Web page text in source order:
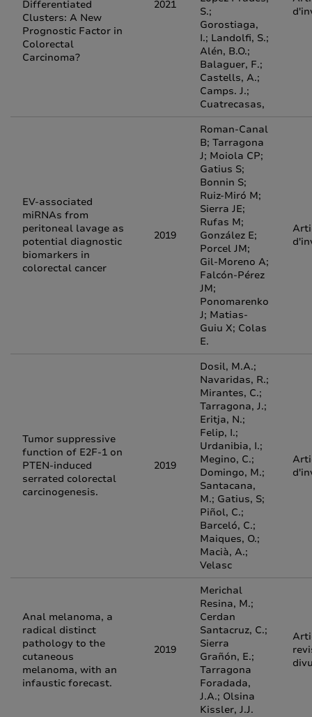
Differentiated
Clusters: A New
Prognostic Factor in
Colorectal
Carcinoma?
2021
S.;
Gorostiaga,
I.; Landolfi, S.;
Alén, B.O.;
Balaguer, F.;
Castells, A.;
Camps. J.;
Cuatrecasas,
EV-associated
miRNAs from
peritoneal lavage as
potential diagnostic
biomarkers in
colorectal cancer
2019
Roman-Canal
B; Tarragona
J; Moiola CP;
Gatius S;
Bonnin S;
Ruiz-Miró M;
Sierra JE;
Rufas M;
González E;
Porcel JM;
Gil-Moreno A;
Falcón-Pérez
JM;
Ponomarenko
J; Matias-
Guiu X; Colas
E.
Tumor suppressive
function of E2F-1 on
PTEN-induced
serrated colorectal
carcinogenesis.
2019
Dosil, M.A.;
Navaridas, R.;
Mirantes, C.;
Tarragona, J.;
Eritja, N.;
Felip, I.;
Urdanibia, I.;
Megino, C.;
Domingo, M.;
Santacana,
M.; Gatius, S;
Piñol, C.;
Barceló, C.;
Maiques, O.;
Macià, A.;
Velasc
Anal melanoma, a
radical distinct
pathology to the
cutaneous
melanoma, with an
infaustic forecast.
2019
Merichal
Resina, M.;
Cerdan
Santacruz, C.;
Sierra
Grañón, E.;
Tarragona
Foradada,
J.A.; Olsina
Kissler, J.J.